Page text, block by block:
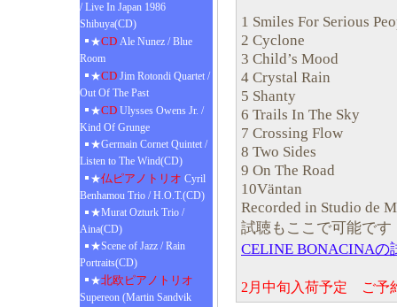
/ Live In Japan 1986
Shibuya(CD)
★CD Ale Nunez / Blue
Room
★CD Jim Rotondi Quartet /
Out Of The Past
★CD Ulysses Owens Jr. /
Kind Of Grunge
★Germain Cornet Quintet /
Listen to The Wind(CD)
★仏ピアノトリオ Cyril
Benhamou Trio / H.O.T.(CD)
★Murat Ozturk Trio /
Aina(CD)
★Scene of Jazz / Rain
Portraits(CD)
★北欧ピアノトリオ
Supereon (Martin Sandvik
1 Smiles For Serious
2 Cyclone
3 Child’s Mood
4 Crystal Rain
5 Shanty
6 Trails In The Sky
7 Crossing Flow
8 Two Sides
9 On The Road
10Väntan
Recorded in Studio de
試聴もここで可能です
CELINE BONACINAの
2月中旬入荷予定 ご予